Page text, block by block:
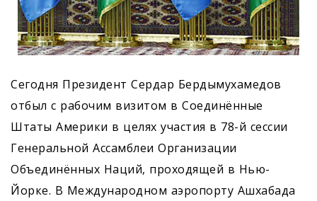
Сегодня Президент Сердар Бердымухамедов
отбыл с рабочим визитом в Соединённые
Штаты Америки в целях участия в 78-й сессии
Генеральной Ассамблеи Организации
Объединённых Наций, проходящей в Нью-
Йорке. В Международном аэропорту Ашхабада